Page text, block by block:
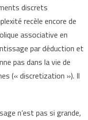
discrets
recèle encore de
associative en
par déduction et
pas dans la vie de
(« discretization »). Il
n’est pas si grande,